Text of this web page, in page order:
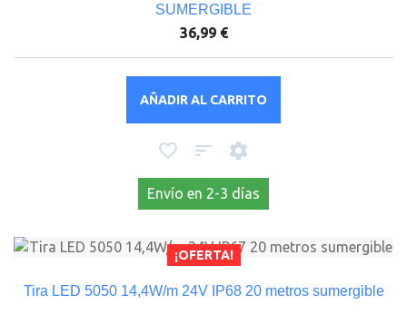
SUMERGIBLE
36,99 €
AÑADIR AL CARRITO
Envío en 2-3 días
¡OFERTA!
Tira LED 5050 14,4W/m 24V IP68 20 metros sumergible